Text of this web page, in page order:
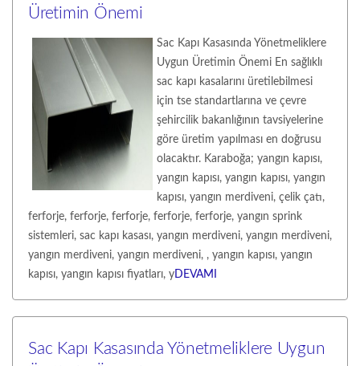
Üretimin Önemi
Sac Kapı Kasasında Yönetmeliklere
Uygun Üretimin Önemi En sağlıklı
sac kapı kasalarını üretilebilmesi
için tse standartlarına ve çevre
şehircilik bakanlığının tavsiyelerine
göre üretim yapılması en doğrusu
olacaktır. Karaboğa; yangın kapısı,
yangın kapısı, yangın kapısı, yangın
kapısı, yangın merdiveni, çelik çatı,
ferforje, ferforje, ferforje, ferforje, ferforje, yangın sprink
sistemleri, sac kapı kasası, yangın merdiveni, yangın merdiveni,
yangın merdiveni, yangın merdiveni, , yangın kapısı, yangın
kapısı, yangın kapısı fiyatları, yDEVAMI
Sac Kapı Kasasında Yönetmeliklere Uygun